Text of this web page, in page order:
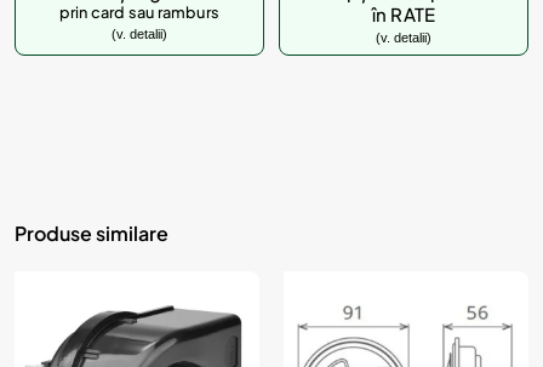
prin card sau ramburs
(v. detalii)
în RATE
(v. detalii)
Produse similare